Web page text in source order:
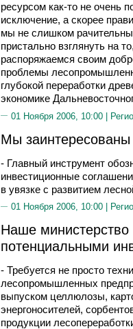
ресурсом как-то не очень
исключение, а скорее
мы не слишком
пристально взглянуть на
распоряжаемся своим
проблемы
глубокой переработки
экономике
01 Ноября 2006, 10:00 |
Мы заинтересованы
- Главный инструмент
инвестиционные
в увязке с развитием
01 Ноября 2006, 10:00 |
Наше министерство
потенциальными
- Требуется не просто
лесопромышленных
выпуском целлюлозы,
энергоносителей,
продукции